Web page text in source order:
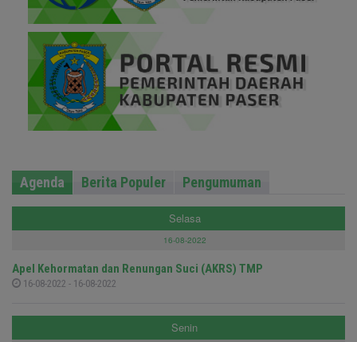
Agenda Berita Populer Pengumuman
Selasa
16-08-2022
Apel Kehormatan dan Renungan Suci (AKRS) TMP
16-08-2022 - 16-08-2022
Senin